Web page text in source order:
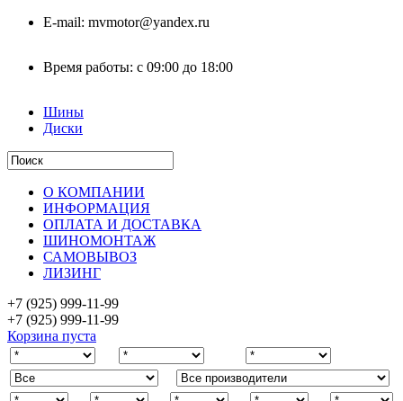
E-mail: mvmotor@yandex.ru
Время работы: с 09:00 до 18:00
Шины
Диски
О КОМПАНИИ
ИНФОРМАЦИЯ
ОПЛАТА И ДОСТАВКА
ШИНОМОНТАЖ
САМОВЫВОЗ
ЛИЗИНГ
+7 (925) 999-11-99
+7 (925) 999-11-99
Корзина пуста